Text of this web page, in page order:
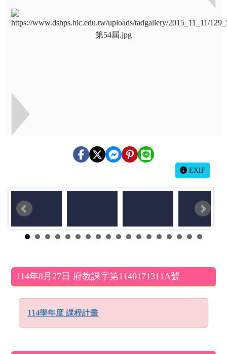
EXIF
左邊區域內容
114年8月27日 府教課字第1140171311A號
114學年度 課程計畫